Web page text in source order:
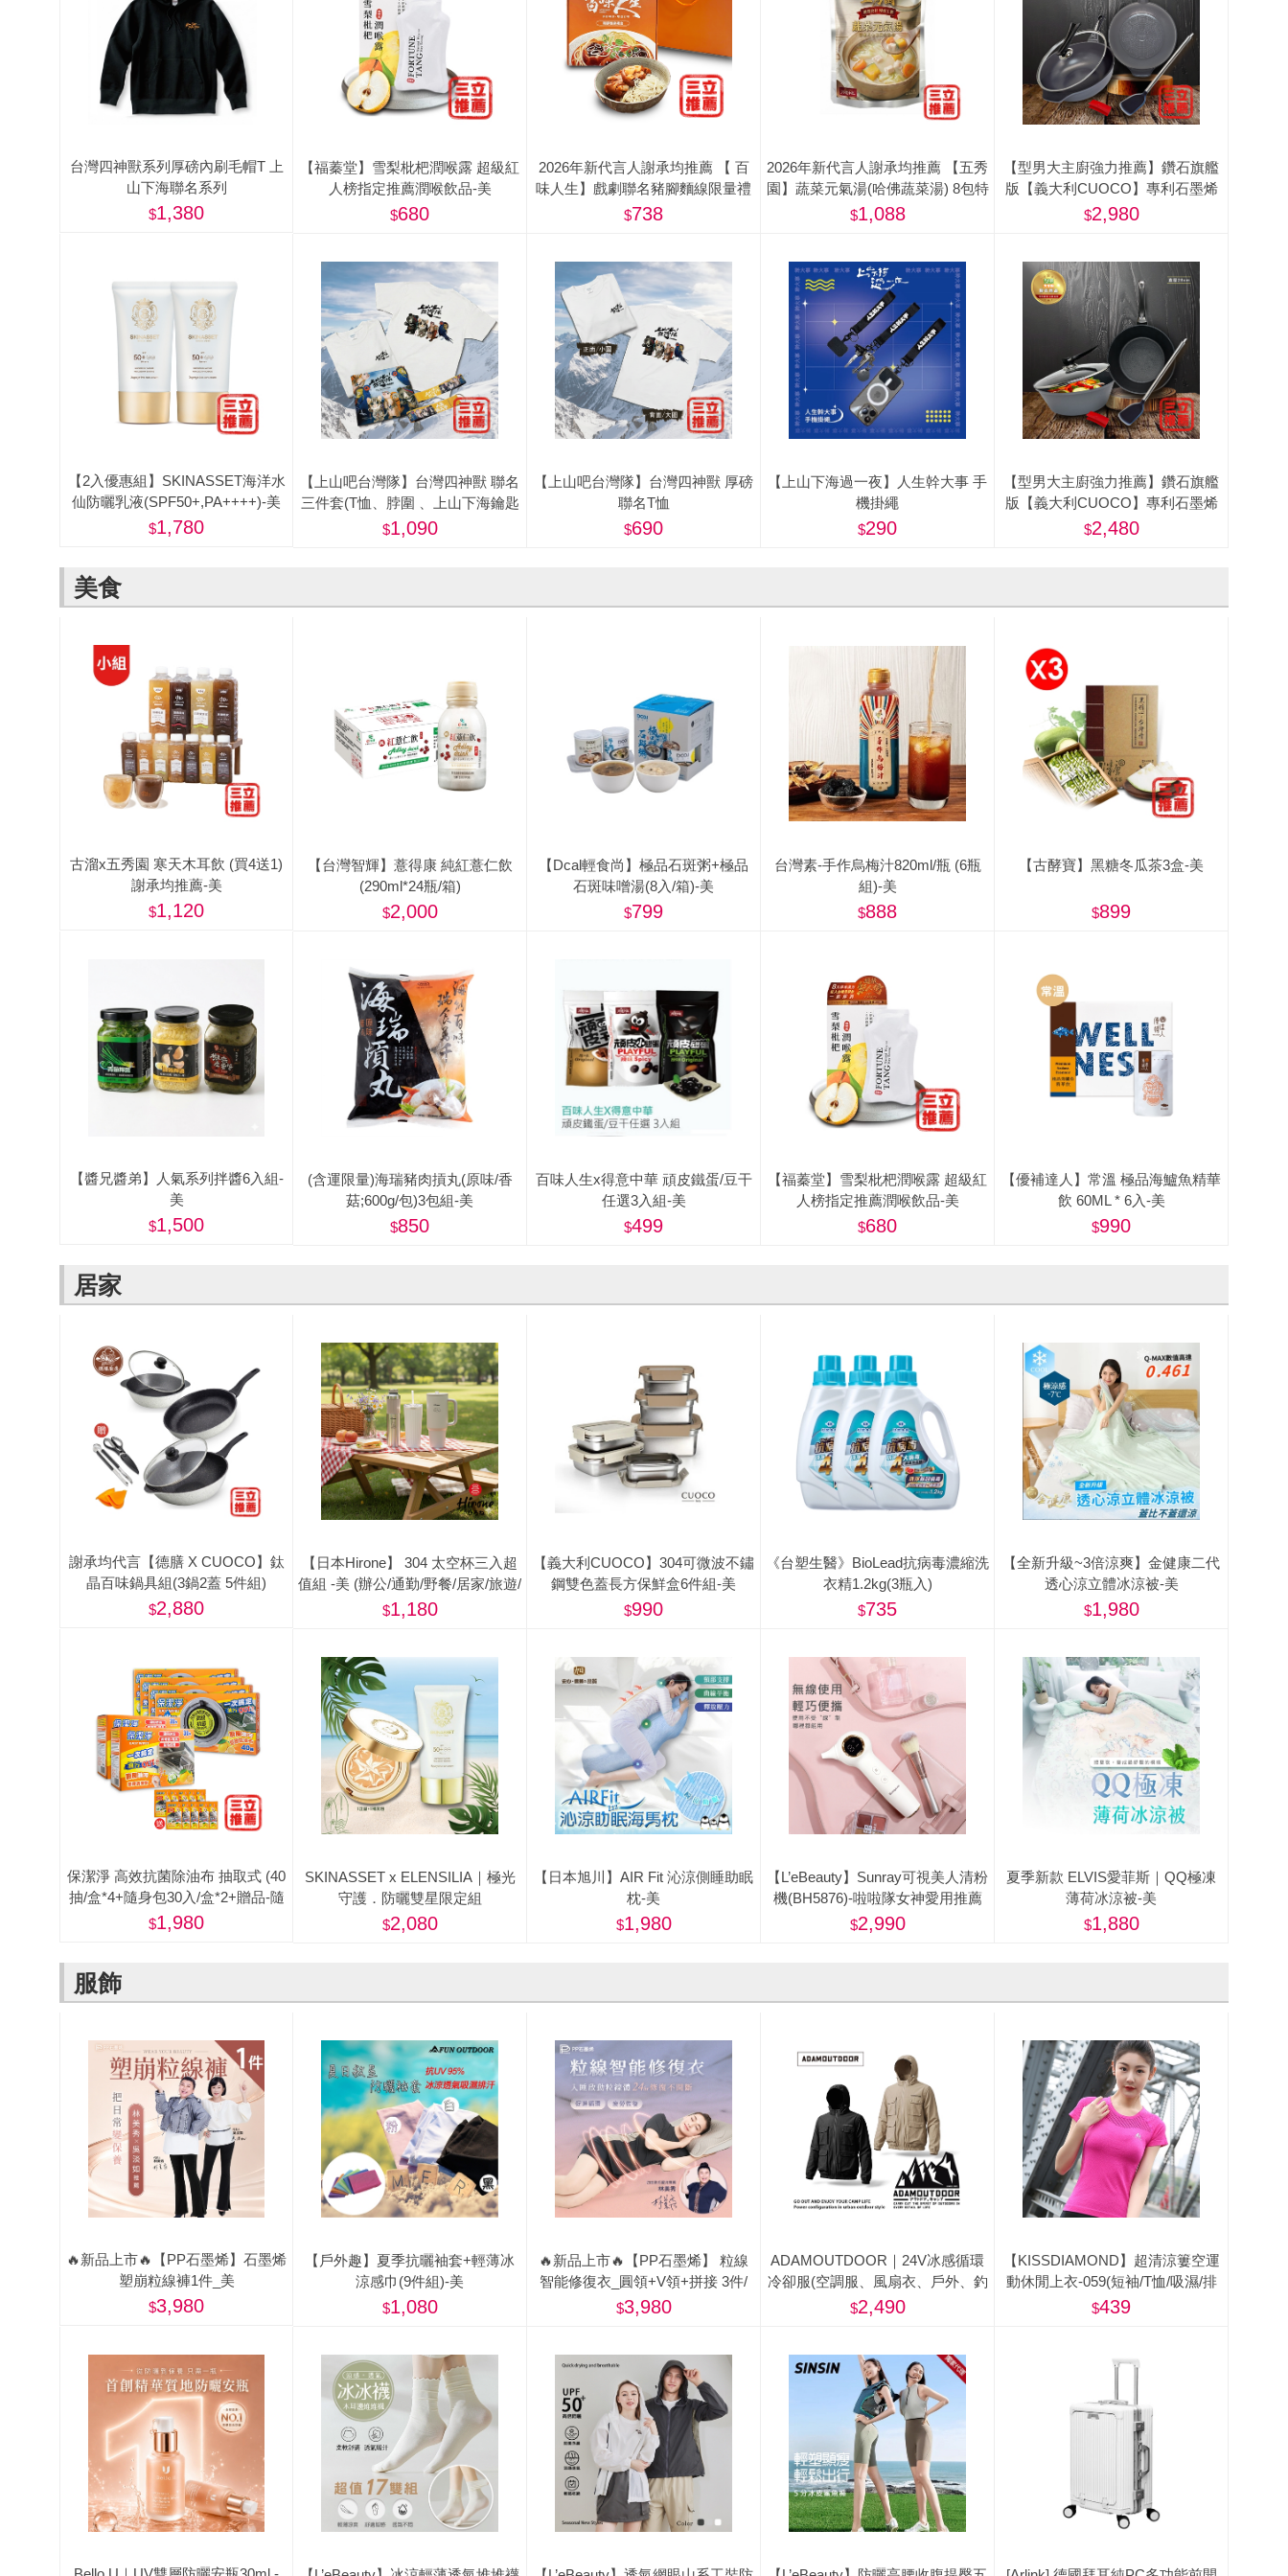
肉爐
海瑞摃丸
八兩排烤肉組
台灣四神獸系列厚磅內刷毛帽T 上
山下海聯名系列
1,380
【福蓁堂】雪梨枇杷潤喉露 超級紅
人榜指定推薦潤喉飲品-美
680
2026年新代言人謝承均推薦 【 百
味人生】戲劇聯名豬腳麵線限量禮
盒(滷豬腳500g+麵線200g) - 屠宰衛
738
2026年新代言人謝承均推薦 【五秀
園】蔬菜元氣湯(哈佛蔬菜湯) 8包特
惠組(500g/包)-美
1,088
【型男大主廚強力推薦】鑽石旗艦
版【義大利CUOCO】專利石墨烯
S3-IH大寶鍋34cm(附蓋)
2,980
【2入優惠組】SKINASSET海洋水
仙防曬乳液(SPF50+,PA++++)-美
1,780
【上山吧台灣隊】台灣四神獸 聯名
三件套(T恤、脖圍 、上山下海鑰匙
圈)
1,090
【上山吧台灣隊】台灣四神獸 厚磅
聯名T恤
690
【上山下海過一夜】人生幹大事 手
機掛繩
290
【型男大主廚強力推薦】鑽石旗艦
版【義大利CUOCO】專利石墨烯
S3-IH深煎炒鍋28cm(附蓋)
2,480
美食
古溜x五秀園 寒天木耳飲 (買4送1)
謝承均推薦-美
1,120
【台灣智輝】薏得康 純紅薏仁飲
(290ml*24瓶/箱)
2,000
【Dcal輕食尚】極品石斑粥+極品
石斑味噌湯(8入/箱)-美
799
台灣素-手作烏梅汁820ml/瓶 (6瓶
組)-美
888
【古酵寶】黑糖冬瓜茶3盒-美
899
【醬兄醬弟】人氣系列拌醬6入組-
美
1,500
(含運限量)海瑞豬肉摃丸(原味/香
菇;600g/包)3包組-美
850
百味人生x得意中華 頑皮鐵蛋/豆干
任選3入組-美
499
【福蓁堂】雪梨枇杷潤喉露 超級紅
人榜指定推薦潤喉飲品-美
680
【優補達人】常溫 極品海鱸魚精華
飲 60ML * 6入-美
990
居家
謝承均代言【德膳 X CUOCO】鈦
晶百味鍋具組(3鍋2蓋 5件組)
2,880
【日本Hirone】 304 太空杯三入超
值組 -美 (辦公/通勤/野餐/居家/旅遊/
登山/露營)
1,180
【義大利CUOCO】304可微波不鏽
鋼雙色蓋長方保鮮盒6件組-美
990
《台塑生醫》BioLead抗病毒濃縮洗
衣精1.2kg(3瓶入)
735
【全新升級~3倍涼爽】金健康二代
透心涼立體冰涼被-美
1,980
保潔淨 高效抗菌除油布 抽取式 (40
抽/盒*4+隨身包30入/盒*2+贈品-隨
身包*10入)-美
1,980
SKINASSET x ELENSILIA｜極光
守護．防曬雙星限定組
2,080
【日本旭川】AIR Fit 沁涼側睡助眠
枕-美
1,980
【L’eBeauty】Sunray可視美人清粉
機(BH5876)-啦啦隊女神愛用推薦
2,990
夏季新款 ELVIS愛菲斯｜QQ極凍
薄荷冰涼被-美
1,880
服飾
🔥新品上市🔥【PP石墨烯】石墨烯
塑崩粒線褲1件_美
3,980
【戶外趣】夏季抗曬袖套+輕薄冰
涼感巾(9件組)-美
1,080
🔥新品上市🔥【PP石墨烯】 粒線
智能修復衣_圓領+V領+拼接 3件/
組-美
3,980
ADAMOUTDOOR｜24V冰感循環
冷卻服(空調服、風扇衣、戶外、釣
魚背心)
2,490
【KISSDIAMOND】超清涼簍空運
動休閒上衣-059(短袖/T恤/吸濕/排
汗/修身/顯瘦/4色S-L)
439